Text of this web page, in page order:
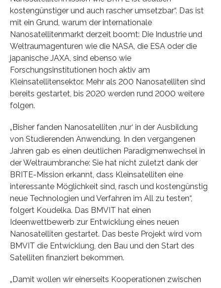
kostengünstiger und auch rascher umsetzbar“. Das ist
mit ein Grund, warum der internationale
Nanosatellitenmarkt derzeit boomt: Die Industrie und
Weltraumagenturen wie die NASA, die ESA oder die
japanische JAXA, sind ebenso wie
Forschungsinstitutionen hoch aktiv am
Kleinsatellitensektor. Mehr als 200 Nanosatelliten sind
bereits gestartet, bis 2020 werden rund 2000 weitere
folgen.
„Bisher fanden Nanosatelliten ‚nur‘ in der Ausbildung
von Studierenden Anwendung. In den vergangenen
Jahren gab es einen deutlichen Paradigmenwechsel in
der Weltraumbranche: Sie hat nicht zuletzt dank der
BRITE-Mission erkannt, dass Kleinsatelliten eine
interessante Möglichkeit sind, rasch und kostengünstig
neue Technologien und Verfahren im All zu testen“,
folgert Koudelka. Das BMVIT hat einen
Ideenwettbewerb zur Entwicklung eines neuen
Nanosatelliten gestartet. Das beste Projekt wird vom
BMVIT die Entwicklung, den Bau und den Start des
Satelliten finanziert bekommen.
„Damit wollen wir einerseits Kooperationen zwischen